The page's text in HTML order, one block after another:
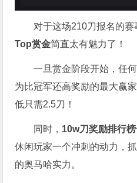
对于这场210刀报名的赛
Top赏金简直太有魅力了！
一旦赏金阶段开始，任
为比冠军还高奖励的最大赢
低只需2.5刀！
同时， 10w刀奖励排行榜
休闲玩家一个冲刺的动力，
的奥马哈实力。